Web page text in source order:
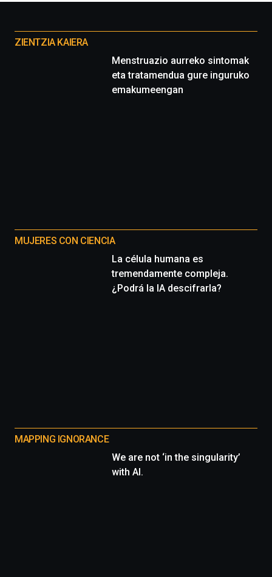
proyectos
ZIENTZIA KAIERA
Menstruazio aurreko sintomak
eta tratamendua gure inguruko
emakumeengan
MUJERES CON CIENCIA
La célula humana es
tremendamente compleja.
¿Podrá la IA descifrarla?
MAPPING IGNORANCE
We are not ‘in the singularity’
with AI.